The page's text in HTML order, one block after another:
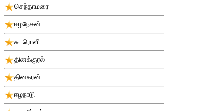
செந்தாமரை
ஈழநேசன்
சுடரொளி
தினக்குரல்
தினகரன்
ஈழநாடு